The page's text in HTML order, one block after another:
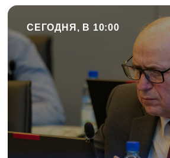
СЕГОДНЯ, В 10:00